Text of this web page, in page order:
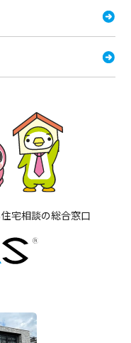
宅相談の総合窓口